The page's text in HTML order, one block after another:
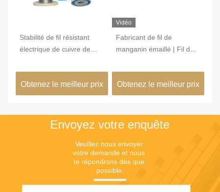
Stabilité de fil résistant
électrique de cuivre de
résistance d'émetteur
Obtenez le meilleur prix
Vidéo
Fabricant de fil de
manganin émaillé | Fil de
6J11 6J13
Obtenez le meilleur prix
Envoyez votre enquête
Veuillez nous envoyer
votre demande et nous
te répondrons dès que
possible.